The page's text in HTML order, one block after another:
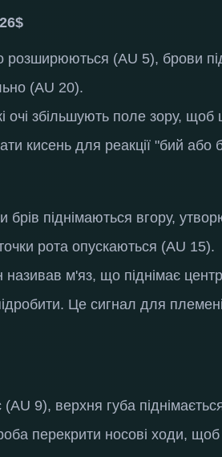
розширюються (AU 5), брови
(AU 20).
очі збільшують поле зору,
кисень для реакції "бий або
брів піднімаються вгору,
рота опускаються (AU 15).
називав м'яз, що піднімає
Це сигнал для
9), верхня губа
перекрити носові ходи,